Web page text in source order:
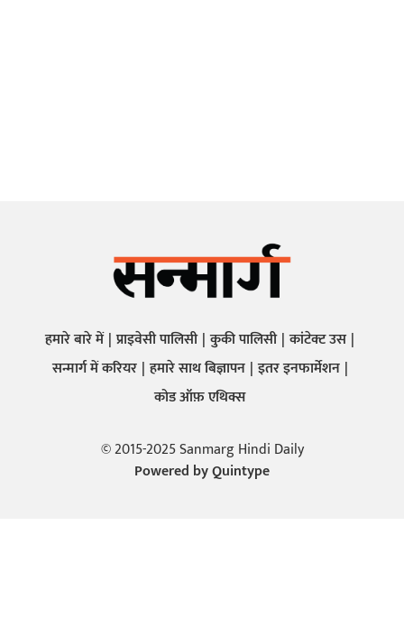
हमारे बारे में प्राइवेसी पालिसी कुकी पालिसी कांटेक्ट उस
सन्मार्ग में करियर हमारे साथ बिज्ञापन इतर इनफार्मेशन
कोड ऑफ़ एथिक्स
© 2015-2025 Sanmarg Hindi Daily
Powered byQuintype